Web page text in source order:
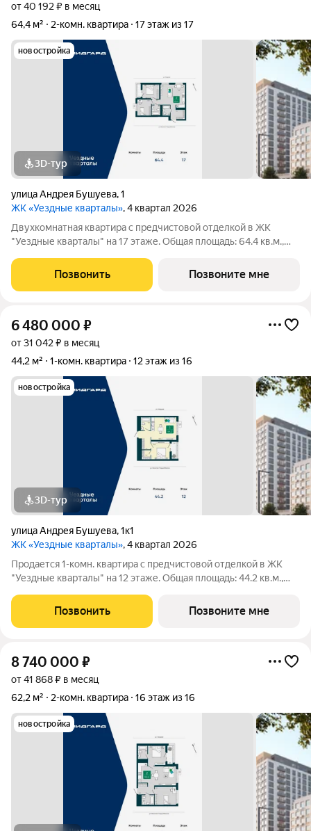
от 40 192 ₽ в месяц
64,4 м²
2-комн. квартира 17 этаж из 17
новостройка
3D-тур
улица Андрея Бушуева,1
ЖК «Уездные кварталы», 4 квартал 2026
Двухкомнатная квартира с предчистовой отделкой в ЖК
"Уездные кварталы" на 17 этаже. Общая площадь: 64.4 кв.м.,
Угловая квартира, идеально подойдет любителям тишины и
панорамных видов. В
Позвонить Позвоните мне
6 480 000 ₽
от 31 042 ₽ в месяц
44,2 м²
1-комн. квартира 12 этаж из 16
новостройка
3D-тур
улица Андрея Бушуева,1к1
ЖК «Уездные кварталы», 4 квартал 2026
Продается 1-комн. квартира с предчистовой отделкой в ЖК
"Уездные кварталы" на 12 этаже. Общая площадь: 44.2 кв.м.,
кв.м. Все окна выходят на одну сторону. В квартире одна
лоджия, один
Позвонить Позвоните мне
8 740 000 ₽
от 41 868 ₽ в месяц
62,2 м²
2-комн. квартира 16 этаж из 16
новостройка